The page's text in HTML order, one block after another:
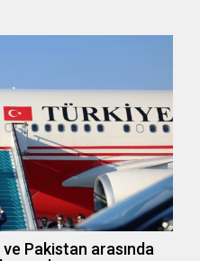
Pakistan arasında